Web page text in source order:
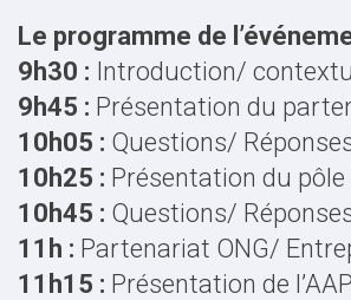
Le programme de
9h30 : Introduction/
9h45 : Présentation du
10h05 : Questions/
10h25 : Présentation du pôle
10h45 : Questions/
11h : Partenariat ONG/
11h15 : Présentation de